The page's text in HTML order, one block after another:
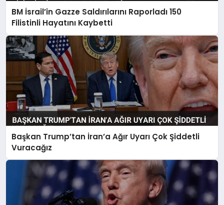
BM İsrail’in Gazze Saldırılarını Raporladı 150
Filistinli Hayatını Kaybetti
Başkan Trump’tan İran’a Ağır Uyarı Çok Şiddetli
Vuracağız